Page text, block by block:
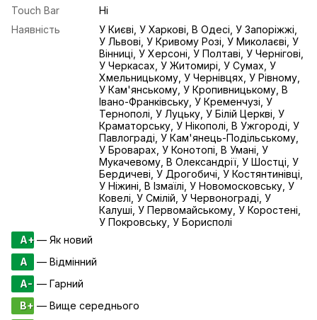
Touch Bar
Ні
Наявність
У Києві, У Харкові, В Одесі, У Запоріжжі,
У Львові, У Кривому Розі, У Миколаєві, У
Вінниці, У Херсоні, У Полтаві, У Чернігові,
У Черкасах, У Житомирі, У Сумах, У
Хмельницькому, У Чернівцях, У Рівному,
У Кам'янському, У Кропивницькому, В
Івано-Франківську, У Кременчузі, У
Тернополі, У Луцьку, У Білій Церкві, У
Краматорську, У Нікополі, В Ужгороді, У
Павлограді, У Кам'янець-Подільському,
У Броварах, У Конотопі, В Умані, У
Мукачевому, В Олександрії, У Шостці, У
Бердичеві, У Дрогобичі, У Костянтинівці,
У Ніжині, В Ізмаїлі, У Новомосковську, У
Ковелі, У Смілій, У Червонограді, У
Калуші, У Первомайському, У Коростені,
У Покровську, У Борисполі
A+— Як новий
A
— Відмінний
A- — Гарний
B+ — Вище середнього